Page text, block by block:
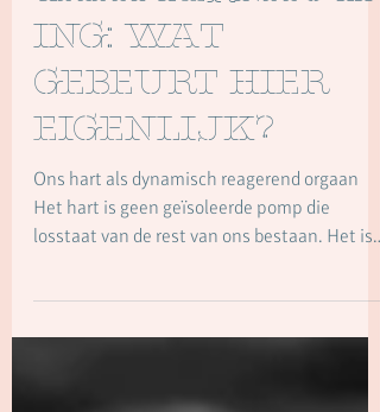
hart zonder
vaatvernauw
ing: Wat
gebeurt hier
eigenlijk?
onderdeel van een voortdurend bewegend
ademhaling, hormonen en het zenuwstelsel